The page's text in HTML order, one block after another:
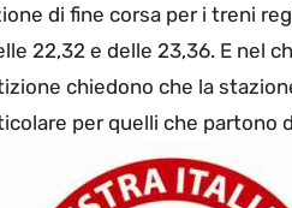
di fine corsa per i treni
22,32 e delle 23,36. E nel
chiedono che la
per quelli che partono